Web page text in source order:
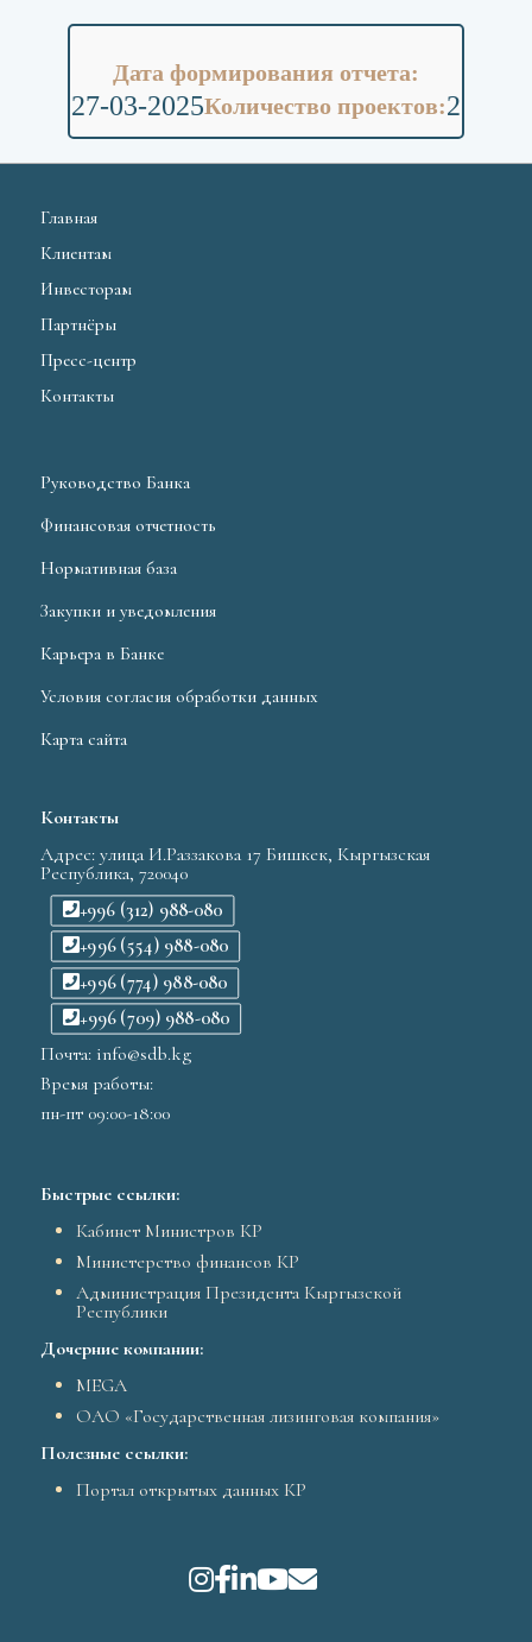
Дата формирования отчета:
27-03-2025Количество проектов:2
Главная
Клиентам
Инвесторам
Партнёры
Пресс-центр
Контакты
Руководство Банка
Финансовая отчетность
Нормативная база
Закупки и уведомления
Карьера в Банке
Условия согласия обработки данных
Карта сайта
Контакты
Адрес: улица И.Раззакова 17 Бишкек, Кыргызская
Республика, 720040
+996 (312) 988-080
+996 (554) 988-080
+996 (774) 988-080
+996 (709) 988-080
Почта: info@sdb.kg
Время работы:
пн-пт 09:00-18:00
Быстрые ссылки:
Кабинет Министров КР
Министерство финансов КР
Администрация Президента Кыргызской
Республики
Дочерние компании:
MEGA
ОАО «Государственная лизинговая компания»
Полезные ссылки:
Портал открытых данных КР